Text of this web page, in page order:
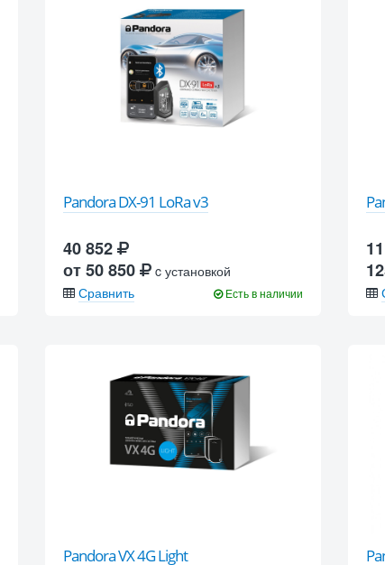
Pandora DX-91 LoRa v3
40 852
от 50 850
c установкой
Сравнить
Есть в наличии
Pandora VX 4G Light